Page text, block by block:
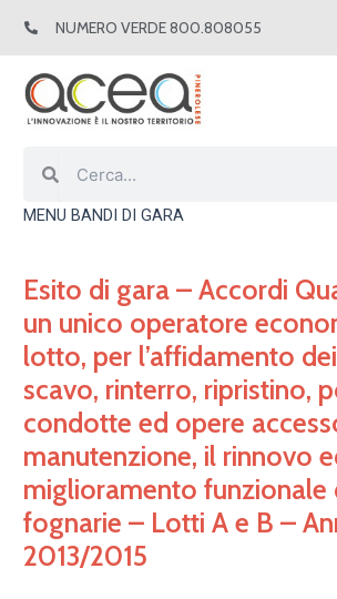
NUMERO VERDE 800.808055
MENU BANDI DI GARA
Esito di gara – Accordi
un unico operatore
lotto, per l’affidamento
scavo, rinterro, ripristino,
condotte ed opere
manutenzione, il rinnovo
miglioramento funzionale
fognarie – Lotti A e B –
2013/2015